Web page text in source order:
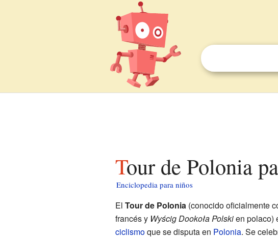
Tour de Polonia
Enciclopedia para niños
El Tour de Polonia(conocido oficialmente
francés y Wyścig Dookoła Polskien polaco)
ciclismoque se disputa en Polonia. Se